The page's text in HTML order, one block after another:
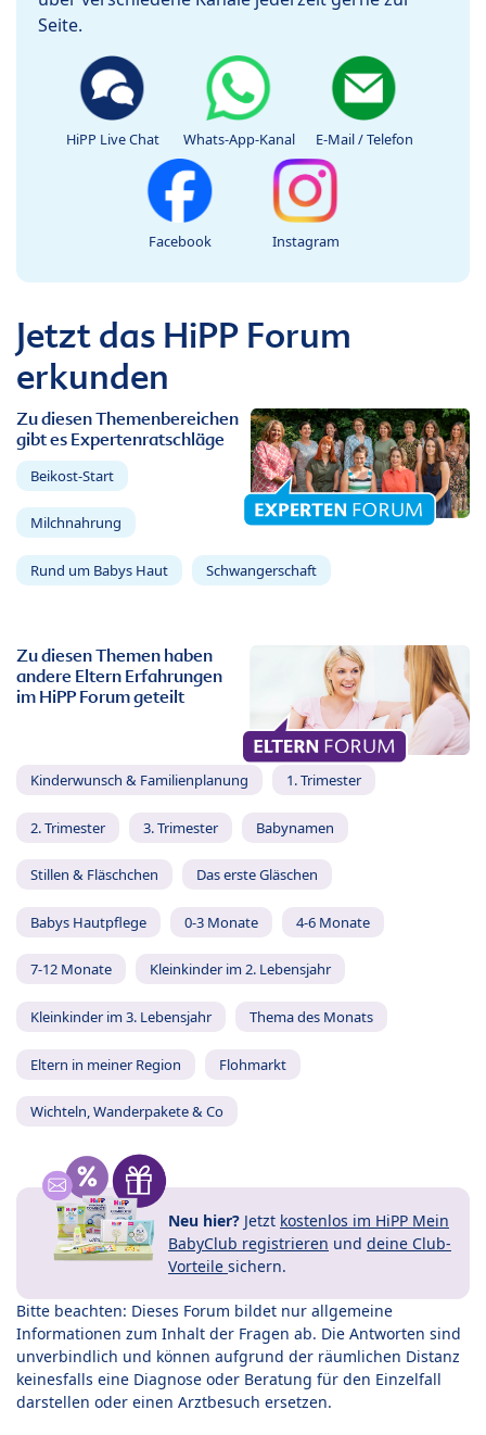
Seite.
HiPP Live Chat Whats-App-Kanal E-Mail / Telefon
Facebook Instagram
Jetzt das HiPP Forum
erkunden
Zu diesen Themenbereichen
gibt es Expertenratschläge
Beikost-Start
Milchnahrung
Rund um Babys Haut Schwangerschaft
Zu diesen Themen haben
andere Eltern Erfahrungen
im HiPP Forum geteilt
Kinderwunsch & Familienplanung 1. Trimester
2. Trimester 3. Trimester Babynamen
Stillen & Fläschchen Das erste Gläschen
Babys Hautpflege 0-3 Monate 4-6 Monate
7-12 Monate Kleinkinder im 2. Lebensjahr
Kleinkinder im 3. Lebensjahr Thema des Monats
Eltern in meiner Region Flohmarkt
Wichteln, Wanderpakete & Co
Neu hier? Jetzt kostenlos im HiPP Mein
BabyClub registrieren und deine Club-
Vorteile sichern.
Bitte beachten: Dieses Forum bildet nur allgemeine
Informationen zum Inhalt der Fragen ab. Die Antworten sind
unverbindlich und können aufgrund der räumlichen Distanz
keinesfalls eine Diagnose oder Beratung für den Einzelfall
darstellen oder einen Arztbesuch ersetzen.